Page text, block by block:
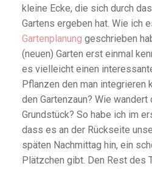
kleine Ecke, die sich durch
Gartens ergeben hat. Wie ich
Gartenplanung geschrieben
(neuen) Garten erst einmal
es vielleicht einen
Pflanzen den man integrieren
den Gartenzaun? Wie
Grundstück? So habe ich im
dass es an der Rückseite
späten Nachmittag hin, ein
Plätzchen gibt. Den Rest des